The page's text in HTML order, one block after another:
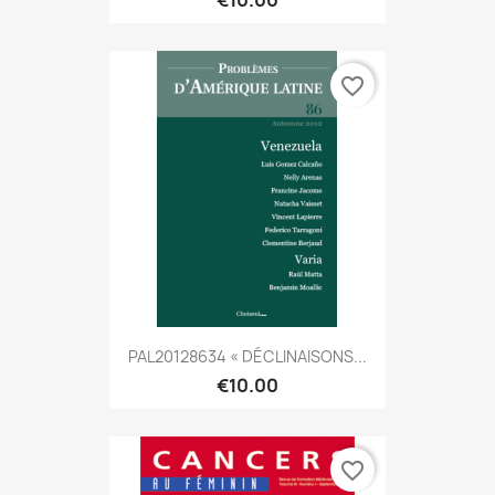
PAL20128634 « DÉCLINAISONS...
€10.00
favorite_border
favorite_border